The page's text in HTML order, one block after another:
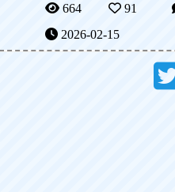
664
91
2026-02-15